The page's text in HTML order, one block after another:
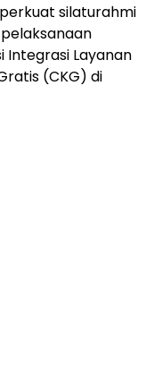
silaturahmi
Integrasi Layanan
(CKG) di